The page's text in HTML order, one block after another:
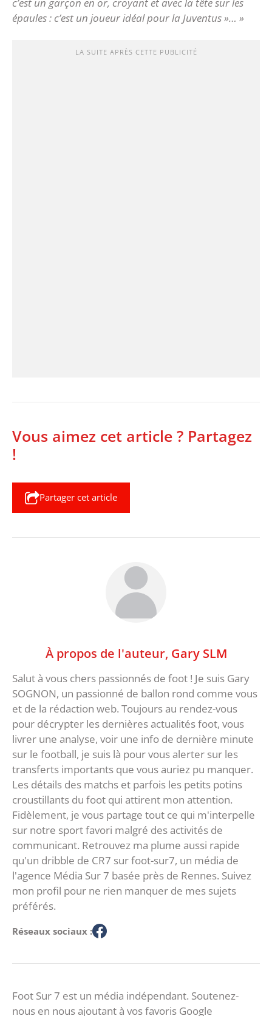
épaules : c’est un joueur idéal pour la Juventus »… »
LA SUITE APRÈS CETTE PUBLICITÉ
Vous aimez cet article ? Partagez
!
Partager cet article
À propos de l'auteur, Gary SLM
Salut à vous chers passionnés de foot ! Je suis Gary
SOGNON, un passionné de ballon rond comme vous
et de la rédaction web. Toujours au rendez-vous
pour décrypter les dernières actualités foot, vous
livrer une analyse, voir une info de dernière minute
sur le football, je suis là pour vous alerter sur les
transferts importants que vous auriez pu manquer.
Les détails des matchs et parfois les petits potins
croustillants du foot qui attirent mon attention.
Fidèlement, je vous partage tout ce qui m'interpelle
sur notre sport favori malgré des activités de
communicant. Retrouvez ma plume aussi rapide
qu'un dribble de CR7 sur foot-sur7, un média de
l'agence Média Sur 7 basée près de Rennes. Suivez
mon profil pour ne rien manquer de mes sujets
préférés.
Réseaux sociaux :
Foot Sur 7 est un média indépendant. Soutenez-
nous en nous ajoutant à vos favoris Google